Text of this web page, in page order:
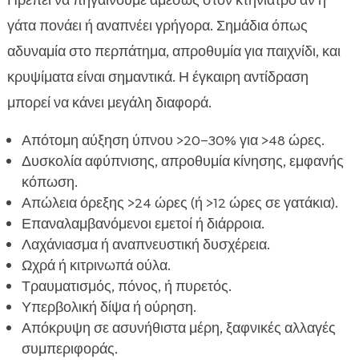
γάτα πονάει ή αναπνέει γρήγορα. Σημάδια όπως
αδυναμία στο περπάτημα, απροθυμία για παιχνίδι, και
κρυψίματα είναι σημαντικά. Η έγκαιρη αντίδραση
μπορεί να κάνει μεγάλη διαφορά.
Απότομη αύξηση ύπνου >20–30% για >48 ώρες.
Δυσκολία αφύπνισης, απροθυμία κίνησης, εμφανής
κόπωση.
Απώλεια όρεξης >24 ώρες (ή >12 ώρες σε γατάκια).
Επαναλαμβανόμενοι εμετοί ή διάρροια.
Λαχάνιασμα ή αναπνευστική δυσχέρεια.
Ωχρά ή κιτρινωπά ούλα.
Τραυματισμός, πόνος, ή πυρετός.
Υπερβολική δίψα ή ούρηση.
Απόκρυψη σε ασυνήθιστα μέρη, ξαφνικές αλλαγές
συμπεριφοράς.